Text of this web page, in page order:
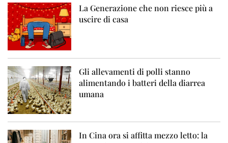
La Generazione che non riesce più a
uscire di casa
Gli allevamenti di polli stanno
alimentando i batteri della diarrea
umana
In Cina ora si affitta mezzo letto: la